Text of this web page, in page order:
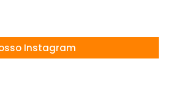
Instagram